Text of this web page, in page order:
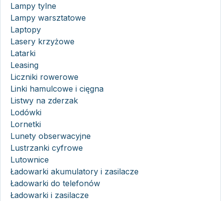
Lampy tylne
Lampy warsztatowe
Laptopy
Lasery krzyżowe
Latarki
Leasing
Liczniki rowerowe
Linki hamulcowe i cięgna
Listwy na zderzak
Lodówki
Lornetki
Lunety obserwacyjne
Lustrzanki cyfrowe
Lutownice
Ładowarki akumulatory i zasilacze
Ładowarki do telefonów
Ładowarki i zasilacze